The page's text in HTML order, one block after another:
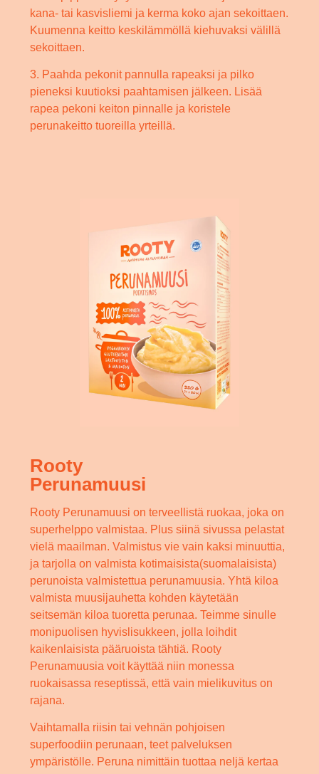
kana- tai kasvisliemi ja kerma koko ajan sekoittaen.
Kuumenna keitto keskilämmöllä kiehuvaksi välillä
sekoittaen.
3. Paahda pekonit pannulla rapeaksi ja pilko
pieneksi kuutioksi paahtamisen jälkeen. Lisää
rapea pekoni keiton pinnalle ja koristele
perunakeitto tuoreilla yrteillä.
Rooty
Perunamuusi
Rooty Perunamuusi on terveellistä ruokaa, joka on
superhelppo valmistaa. Plus siinä sivussa pelastat
vielä maailman. Valmistus vie vain kaksi minuuttia,
ja tarjolla on valmista kotimaisista(suomalaisista)
perunoista valmistettua perunamuusia. Yhtä kiloa
valmista muusijauhetta kohden käytetään
seitsemän kiloa tuoretta perunaa. Teimme sinulle
monipuolisen hyvislisukkeen, jolla loihdit
kaikenlaisista pääruoista tähtiä. Rooty
Perunamuusia voit käyttää niin monessa
ruokaisassa reseptissä, että vain mielikuvitus on
rajana.
Vaihtamalla riisin tai vehnän pohjoisen
superfoodiin perunaan, teet palveluksen
ympäristölle. Peruna nimittäin tuottaa neljä kertaa